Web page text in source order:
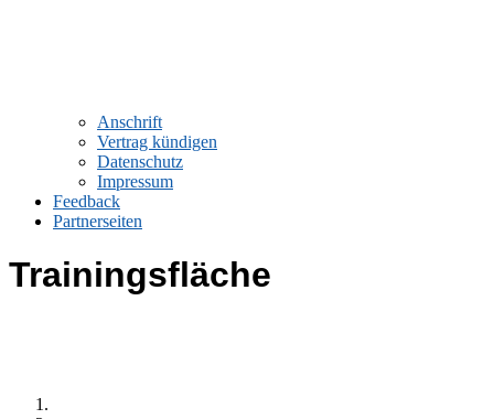
Anschrift
Vertrag kündigen
Datenschutz
Impressum
Feedback
Partnerseiten
Trainingsfläche